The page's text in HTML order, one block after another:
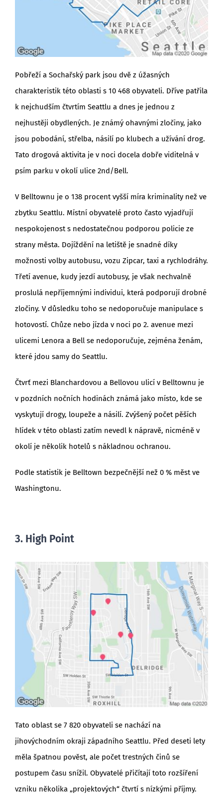
Pobřeží a Sochařský park jsou dvě z úžasných
charakteristik této oblasti s 10 468 obyvateli. Dříve patřila
k nejchudším čtvrtím Seattlu a dnes je jednou z
nejhustěji obydlených. Je známý ohavnými zločiny, jako
jsou pobodání, střelba, násilí po klubech a užívání drog.
Tato drogová aktivita je v noci docela dobře viditelná v
psím parku v okolí ulice 2nd/Bell.
V Belltownu je o 138 procent vyšší míra kriminality než ve
zbytku Seattlu. Místní obyvatelé proto často vyjadřují
nespokojenost s nedostatečnou podporou policie ze
strany města. Dojíždění na letiště je snadné díky
možnosti volby autobusu, vozu Zipcar, taxi a rychlodráhy.
Třetí avenue, kudy jezdí autobusy, je však nechvalně
proslulá nepříjemnými individui, která podporují drobné
zločiny. V důsledku toho se nedoporučuje manipulace s
hotovostí. Chůze nebo jízda v noci po 2. avenue mezi
ulicemi Lenora a Bell se nedoporučuje, zejména ženám,
které jdou samy do Seattlu.
Čtvrť mezi Blanchardovou a Bellovou ulicí v Belltownu je
v pozdních nočních hodinách známá jako místo, kde se
vyskytují drogy, loupeže a násilí. Zvýšený počet pěších
hlídek v této oblasti zatím nevedl k nápravě, nicméně v
okolí je několik hotelů s nákladnou ochranou.
Podle statistik je Belltown bezpečnější než 0 % měst ve
Washingtonu.
3. High Point
Tato oblast se 7 820 obyvateli se nachází na
jihovýchodním okraji západního Seattlu. Před deseti lety
měla špatnou pověst, ale počet trestných činů se
postupem času snížil. Obyvatelé přičítají toto rozšíření
vzniku několika „projektových“ čtvrtí s nízkými příjmy.